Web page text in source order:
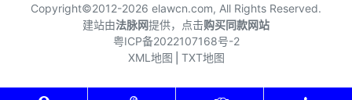
Copyright©2012-2026 elawcn.com, All Rights Reserved.
建站由法脉网提供，点击购买同款网站
粤ICP备2022107168号-2
XML地图 TXT地图